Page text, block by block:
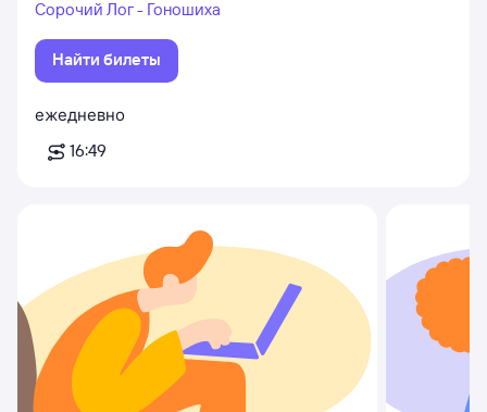
Сорочий Лог - Гоношиха
Найти билеты
ежедневно
16:49